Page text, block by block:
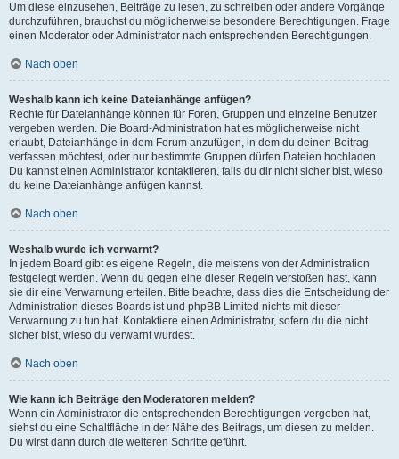
Um diese einzusehen, Beiträge zu lesen, zu schreiben oder andere Vorgänge
durchzuführen, brauchst du möglicherweise besondere Berechtigungen. Frage
einen Moderator oder Administrator nach entsprechenden Berechtigungen.
Nach oben
Weshalb kann ich keine Dateianhänge anfügen?
Rechte für Dateianhänge können für Foren, Gruppen und einzelne Benutzer
vergeben werden. Die Board-Administration hat es möglicherweise nicht
erlaubt, Dateianhänge in dem Forum anzufügen, in dem du deinen Beitrag
verfassen möchtest, oder nur bestimmte Gruppen dürfen Dateien hochladen.
Du kannst einen Administrator kontaktieren, falls du dir nicht sicher bist, wieso
du keine Dateianhänge anfügen kannst.
Nach oben
Weshalb wurde ich verwarnt?
In jedem Board gibt es eigene Regeln, die meistens von der Administration
festgelegt werden. Wenn du gegen eine dieser Regeln verstoßen hast, kann
sie dir eine Verwarnung erteilen. Bitte beachte, dass dies die Entscheidung der
Administration dieses Boards ist und phpBB Limited nichts mit dieser
Verwarnung zu tun hat. Kontaktiere einen Administrator, sofern du die nicht
sicher bist, wieso du verwarnt wurdest.
Nach oben
Wie kann ich Beiträge den Moderatoren melden?
Wenn ein Administrator die entsprechenden Berechtigungen vergeben hat,
siehst du eine Schaltfläche in der Nähe des Beitrags, um diesen zu melden.
Du wirst dann durch die weiteren Schritte geführt.